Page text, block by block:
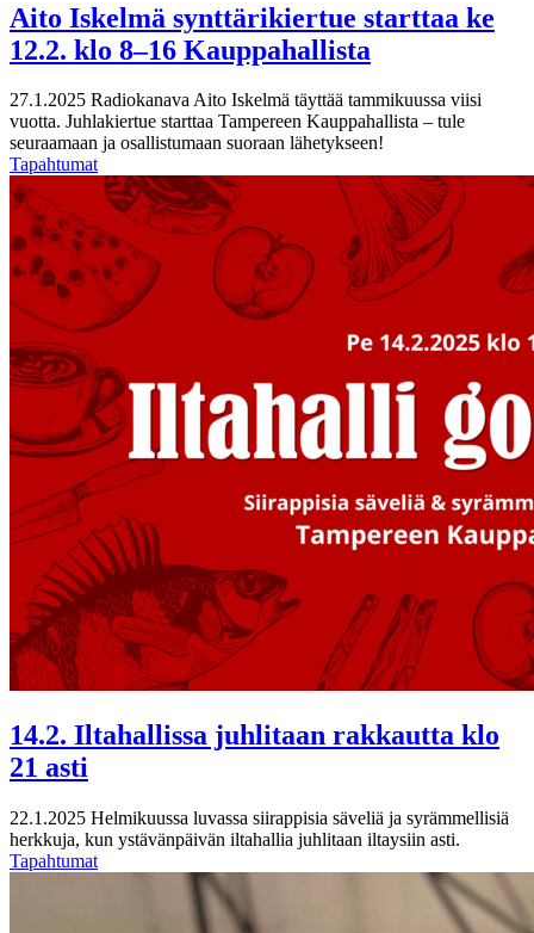
Aito Iskelmä synttärikiertue starttaa ke
12.2. klo 8–16 Kauppahallista
27.1.2025 Radiokanava Aito Iskelmä täyttää tammikuussa viisi
vuotta. Juhlakiertue starttaa Tampereen Kauppahallista – tule
seuraamaan ja osallistumaan suoraan lähetykseen!
Tapahtumat
14.2. Iltahallissa juhlitaan rakkautta klo
21 asti
22.1.2025 Helmikuussa luvassa siirappisia säveliä ja syrämmellisiä
herkkuja, kun ystävänpäivän iltahallia juhlitaan iltaysiin asti.
Tapahtumat